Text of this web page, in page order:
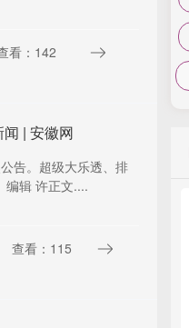
看：142
| 安徽网
告。超级大乐透、排
编辑 许正文....
查看：115